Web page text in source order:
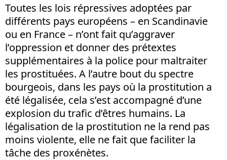
Toutes les lois répressives adoptées par
différents pays européens – en Scandinavie
ou en France – n’ont fait qu’aggraver
l’oppression et donner des prétextes
supplémentaires à la police pour maltraiter
les prostituées. A l’autre bout du spectre
bourgeois, dans les pays où la prostitution a
été légalisée, cela s’est accompagné d’une
explosion du trafic d’êtres humains. La
légalisation de la prostitution ne la rend pas
moins violente, elle ne fait que faciliter la
tâche des proxénètes.